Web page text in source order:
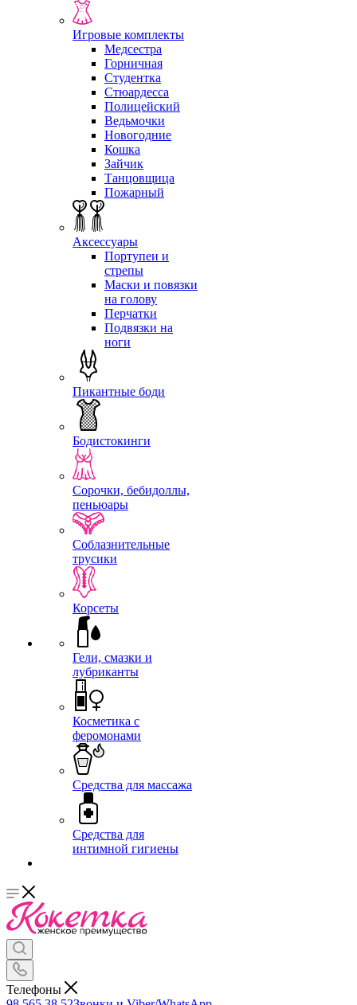
Игровые комплекты
Медсестра
Горничная
Студентка
Стюардесса
Полицейский
Ведьмочки
Новогодние
Кошка
Зайчик
Танцовщица
Пожарный
Аксессуары
Портупеи и
стрепы
Маски и повязки
на голову
Перчатки
Подвязки на
ноги
Пикантные боди
Бодистокинги
Сорочки, бебидоллы,
пеньюары
Соблазнительные
трусики
Корсеты
Гели, смазки и
лубриканты
Косметика с
феромонами
Средства для массажа
Средства для
интимной гигиены
Телефоны